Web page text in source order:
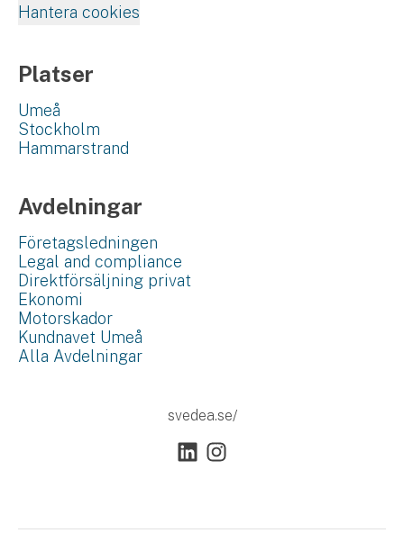
Hantera cookies
Platser
Umeå
Stockholm
Hammarstrand
Avdelningar
Företagsledningen
Legal and compliance
Direktförsäljning privat
Ekonomi
Motorskador
Kundnavet Umeå
Alla Avdelningar
svedea.se/